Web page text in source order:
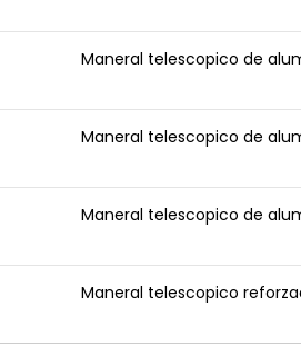
Maneral telescopico de
Maneral telescopico de
Maneral telescopico de
Maneral telescopico